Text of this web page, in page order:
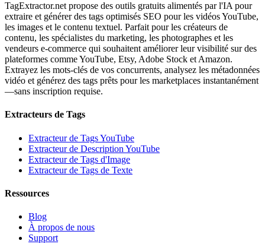
TagExtractor.net propose des outils gratuits alimentés par l'IA pour
extraire et générer des tags optimisés SEO pour les vidéos YouTube,
les images et le contenu textuel. Parfait pour les créateurs de
contenu, les spécialistes du marketing, les photographes et les
vendeurs e-commerce qui souhaitent améliorer leur visibilité sur des
plateformes comme YouTube, Etsy, Adobe Stock et Amazon.
Extrayez les mots-clés de vos concurrents, analysez les métadonnées
vidéo et générez des tags prêts pour les marketplaces instantanément
—sans inscription requise.
Extracteurs de Tags
Extracteur de Tags YouTube
Extracteur de Description YouTube
Extracteur de Tags d'Image
Extracteur de Tags de Texte
Ressources
Blog
À propos de nous
Support